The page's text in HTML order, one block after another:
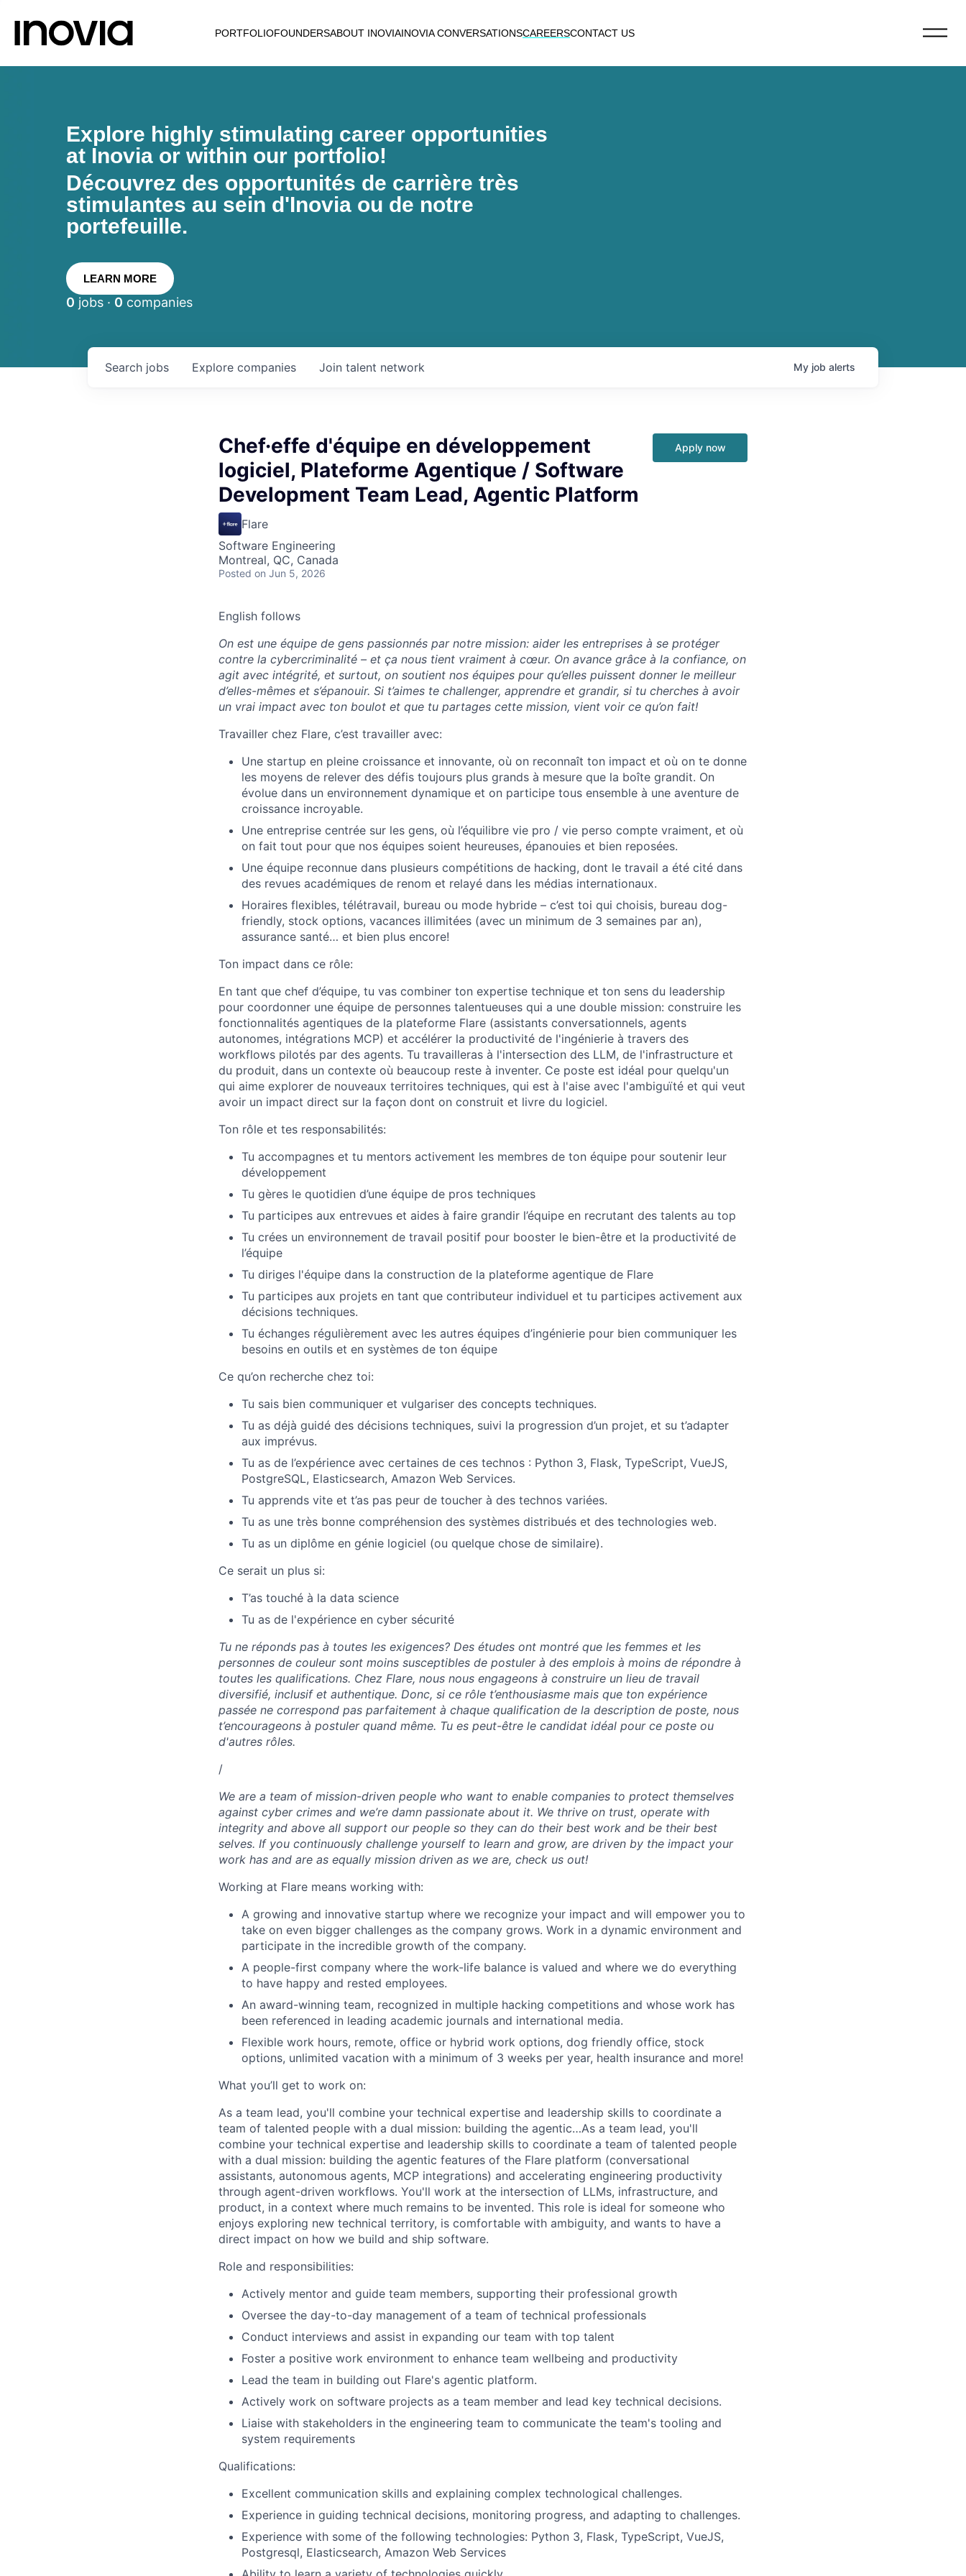
PORTFOLIOFOUNDERSABOUT INOVIAINOVIA CONVERSATIONSCAREERSCONTACT US
Explore highly stimulating career opportunities
at Inovia or within our portfolio!
Découvrez des opportunités de carrière très
stimulantes au sein d'Inovia ou de notre
portefeuille.
LEARN MORE
0 jobs · 0 companies
Search jobs Explore companies Join talent network My job alerts
Chef·effe d'équipe en développement
logiciel, Plateforme Agentique / Software
Development Team Lead, Agentic Platform
Flare
Software Engineering
Montreal, QC, Canada
Posted on Jun 5, 2026
Apply now
English follows
On est une équipe de gens passionnés par notre mission: aider les entreprises à se protéger
contre la cybercriminalité – et ça nous tient vraiment à cœur. On avance grâce à la confiance, on
agit avec intégrité, et surtout, on soutient nos équipes pour qu’elles puissent donner le meilleur
d’elles-mêmes et s’épanouir. Si t’aimes te challenger, apprendre et grandir, si tu cherches à avoir
un vrai impact avec ton boulot et que tu partages cette mission, vient voir ce qu’on fait!
Travailler chez Flare, c’est travailler avec:
Une startup en pleine croissance et innovante, où on reconnaît ton impact et où on te donne
les moyens de relever des défis toujours plus grands à mesure que la boîte grandit. On
évolue dans un environnement dynamique et on participe tous ensemble à une aventure de
croissance incroyable.
Une entreprise centrée sur les gens, où l’équilibre vie pro / vie perso compte vraiment, et où
on fait tout pour que nos équipes soient heureuses, épanouies et bien reposées.
Une équipe reconnue dans plusieurs compétitions de hacking, dont le travail a été cité dans
des revues académiques de renom et relayé dans les médias internationaux.
Horaires flexibles, télétravail, bureau ou mode hybride – c’est toi qui choisis, bureau dog-
friendly, stock options, vacances illimitées (avec un minimum de 3 semaines par an),
assurance santé… et bien plus encore!
Ton impact dans ce rôle:
En tant que chef d’équipe, tu vas combiner ton expertise technique et ton sens du leadership
pour coordonner une équipe de personnes talentueuses qui a une double mission: construire les
fonctionnalités agentiques de la plateforme Flare (assistants conversationnels, agents
autonomes, intégrations MCP) et accélérer la productivité de l'ingénierie à travers des
workflows pilotés par des agents. Tu travailleras à l'intersection des LLM, de l'infrastructure et
du produit, dans un contexte où beaucoup reste à inventer. Ce poste est idéal pour quelqu'un
qui aime explorer de nouveaux territoires techniques, qui est à l'aise avec l'ambiguïté et qui veut
avoir un impact direct sur la façon dont on construit et livre du logiciel.
Ton rôle et tes responsabilités:
Tu accompagnes et tu mentors activement les membres de ton équipe pour soutenir leur
développement
Tu gères le quotidien d’une équipe de pros techniques
Tu participes aux entrevues et aides à faire grandir l’équipe en recrutant des talents au top
Tu crées un environnement de travail positif pour booster le bien-être et la productivité de
l’équipe
Tu diriges l'équipe dans la construction de la plateforme agentique de Flare
Tu participes aux projets en tant que contributeur individuel et tu participes activement aux
décisions techniques.
Tu échanges régulièrement avec les autres équipes d’ingénierie pour bien communiquer les
besoins en outils et en systèmes de ton équipe
Ce qu’on recherche chez toi:
Tu sais bien communiquer et vulgariser des concepts techniques.
Tu as déjà guidé des décisions techniques, suivi la progression d’un projet, et su t’adapter
aux imprévus.
Tu as de l’expérience avec certaines de ces technos : Python 3, Flask, TypeScript, VueJS,
PostgreSQL, Elasticsearch, Amazon Web Services.
Tu apprends vite et t’as pas peur de toucher à des technos variées.
Tu as une très bonne compréhension des systèmes distribués et des technologies web.
Tu as un diplôme en génie logiciel (ou quelque chose de similaire).
Ce serait un plus si:
T’as touché à la data science
Tu as de l'expérience en cyber sécurité
Tu ne réponds pas à toutes les exigences? Des études ont montré que les femmes et les
personnes de couleur sont moins susceptibles de postuler à des emplois à moins de répondre à
toutes les qualifications. Chez Flare, nous nous engageons à construire un lieu de travail
diversifié, inclusif et authentique. Donc, si ce rôle t’enthousiasme mais que ton expérience
passée ne correspond pas parfaitement à chaque qualification de la description de poste, nous
t’encourageons à postuler quand même. Tu es peut-être le candidat idéal pour ce poste ou
d'autres rôles.
/
We are a team of mission-driven people who want to enable companies to protect themselves
against cyber crimes and we’re damn passionate about it. We thrive on trust, operate with
integrity and above all support our people so they can do their best work and be their best
selves. If you continuously challenge yourself to learn and grow, are driven by the impact your
work has and are as equally mission driven as we are, check us out!
Working at Flare means working with:
A growing and innovative startup where we recognize your impact and will empower you to
take on even bigger challenges as the company grows. Work in a dynamic environment and
participate in the incredible growth of the company.
A people-first company where the work-life balance is valued and where we do everything
to have happy and rested employees.
An award-winning team, recognized in multiple hacking competitions and whose work has
been referenced in leading academic journals and international media.
Flexible work hours, remote, office or hybrid work options, dog friendly office, stock
options, unlimited vacation with a minimum of 3 weeks per year, health insurance and more!
What you’ll get to work on:
As a team lead, you'll combine your technical expertise and leadership skills to coordinate a
team of talented people with a dual mission: building the agentic…As a team lead, you'll
combine your technical expertise and leadership skills to coordinate a team of talented people
with a dual mission: building the agentic features of the Flare platform (conversational
assistants, autonomous agents, MCP integrations) and accelerating engineering productivity
through agent-driven workflows. You'll work at the intersection of LLMs, infrastructure, and
product, in a context where much remains to be invented. This role is ideal for someone who
enjoys exploring new technical territory, is comfortable with ambiguity, and wants to have a
direct impact on how we build and ship software.
Role and responsibilities:
Actively mentor and guide team members, supporting their professional growth
Oversee the day-to-day management of a team of technical professionals
Conduct interviews and assist in expanding our team with top talent
Foster a positive work environment to enhance team wellbeing and productivity
Lead the team in building out Flare's agentic platform.
Actively work on software projects as a team member and lead key technical decisions.
Liaise with stakeholders in the engineering team to communicate the team's tooling and
system requirements
Qualifications:
Excellent communication skills and explaining complex technological challenges.
Experience in guiding technical decisions, monitoring progress, and adapting to challenges.
Experience with some of the following technologies: Python 3, Flask, TypeScript, VueJS,
Postgresql, Elasticsearch, Amazon Web Services